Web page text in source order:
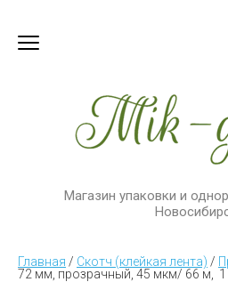
Магазин упаковки и
Главная / Скотч (клейкая лента) /
72 мм, прозрачный, 45 мкм/ 66 м,